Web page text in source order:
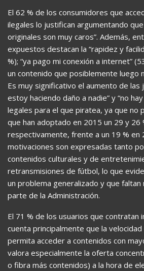
El 62 % de los consumidores que
ilegales lo justifican argumentando
originales son muy caros”. Además,
expuestos destacan la “rapidez y
%); “ya pago mi conexión a internet”
un contenido que posiblemente luego
Es muy significativo el aumento de las
estoy haciendo daño a nadie” y “no
legales para el que piratea, ya que no
que han adoptado en 2015 un 29 y 26
respectivamente, frente a un 19 % en
motivaciones son expresadas tanto
contenidos culturales y de
retransmisiones de fútbol, lo que
un problema generalizado y que
parte de la Administración.
El 71 % de los usuarios que contratan
cuenta principalmente que la
permita acceder a contenidos con
valora especialmente la oferta
o fibra más contenidos) a la hora de